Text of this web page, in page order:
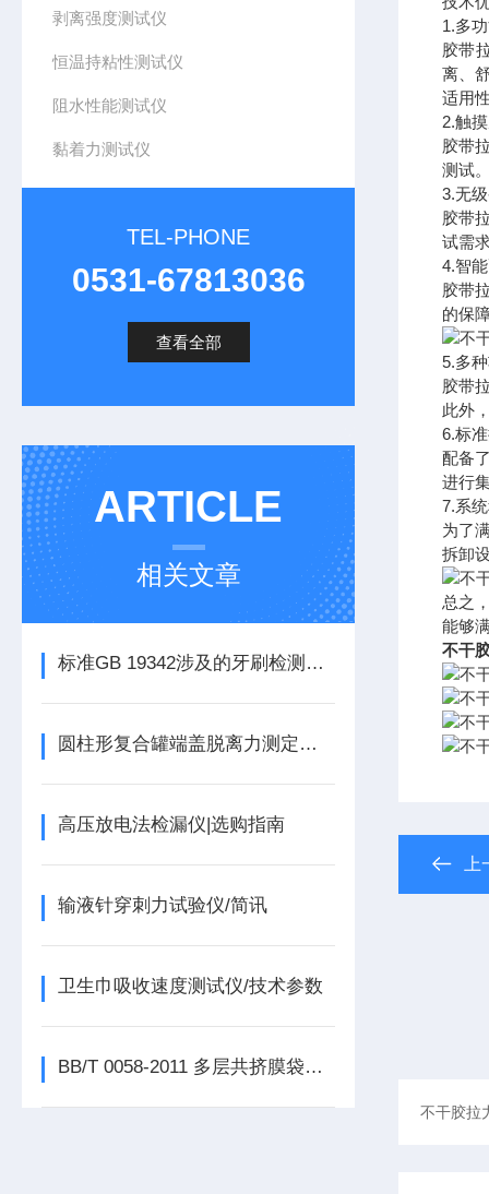
剥离强度测试仪
恒温持粘性测试仪
阻水性能测试仪
黏着力测试仪
TEL-PHONE
0531-67813036
查看全部
ARTICLE
相关文章
标准GB 19342涉及的牙刷检测仪器有哪些
圆柱形复合罐端盖脱离力测定仪的概述
高压放电法检漏仪|选购指南
输液针穿刺力试验仪/简讯
卫生巾吸收速度测试仪/技术参数
BB/T 0058-2011 多层共挤膜袋拉伸与撕裂强度测试
1.多
胶带
离、
适用
2.触
胶带
测试
3.无
胶带
试需
4.智
胶带
的保
5.多
胶带
此外
6.标
配备
进行
7.系
为了
拆卸
总之
能够
不干